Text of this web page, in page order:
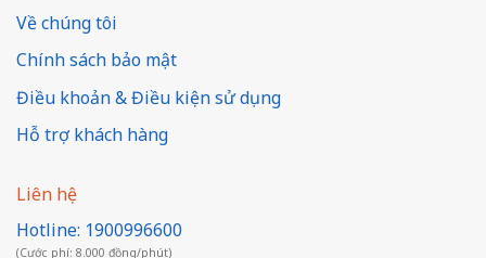
Về chúng tôi
Chính sách bảo mật
Điều khoản & Điều kiện sử dụng
Hỗ trợ khách hàng
Liên hệ
Hotline: 1900996600
(Cước phí: 8.000 đồng/phút)